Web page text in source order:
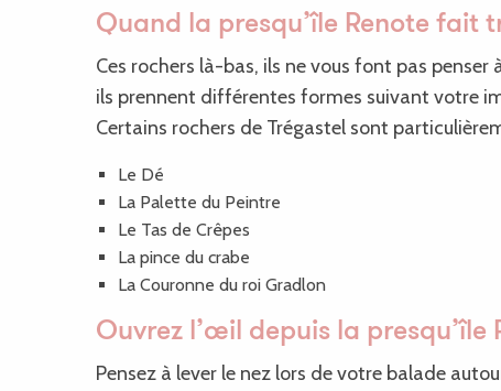
Quand la presqu’île Renote fait
Ces rochers là-bas, ils ne vous font pas
ils prennent différentes formes suivant votre
Certains rochers de Trégastel sont
Le Dé
La Palette du Peintre
Le Tas de Crêpes
La pince du crabe
La Couronne du roi Gradlon
Ouvrez l’œil depuis la presqu’île
Pensez à lever le nez lors de votre balade